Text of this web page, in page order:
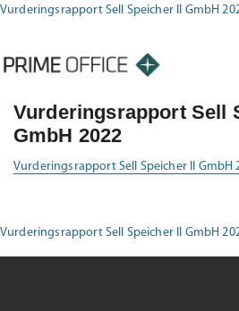
Vurderingsrapport Sell Speicher II GmbH
Vurderingsrapport Sell
GmbH 2022
Vurderingsrapport Sell Speicher II GmbH
Vurderingsrapport Sell Speicher II GmbH